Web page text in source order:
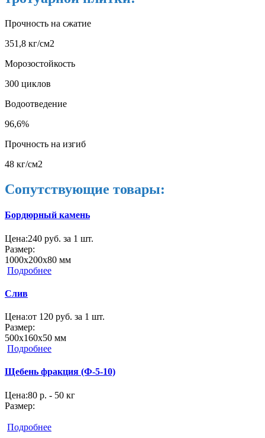
Прочность на сжатие
351,8 кг/см2
Морозостойкость
300 циклов
Водоотведение
96,6%
Прочность на изгиб
48 кг/см2
Сопутствующие товары:
Бордюрный камень
Цена:240 руб. за 1 шт.
Размер:
1000х200х80 мм
Подробнее
Слив
Цена:от 120 руб. за 1 шт.
Размер:
500х160х50 мм
Подробнее
Щебень фракция (Ф-5-10)
Цена:80 р. - 50 кг
Размер:
Подробнее